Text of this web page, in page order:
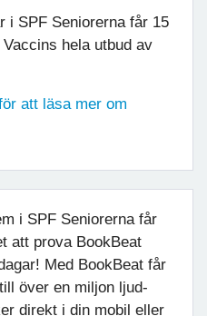
i SPF Seniorerna får 15
hela utbud av
att läsa mer om
i SPF Seniorerna får
att prova BookBeat
Med BookBeat får
över en miljon ljud-
direkt i din mobil eller